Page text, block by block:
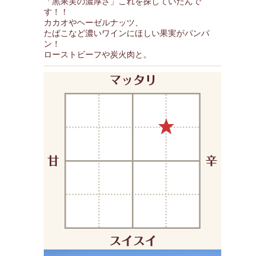
す！！
カカオやヘーゼルナッツ、
たばこなど濃いワインにほしい果実がパンパ
ン！
ローストビーフや炭火肉と。